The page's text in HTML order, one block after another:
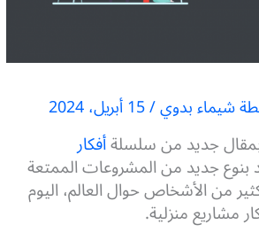
شيماء بدوي/15 أبريل، 2024
جديد من سلسلةأفكار
بنوع جديد من المشروعات الممتعة
من الأشخاص حوال العالم، اليوم
مشاريع منزلية.